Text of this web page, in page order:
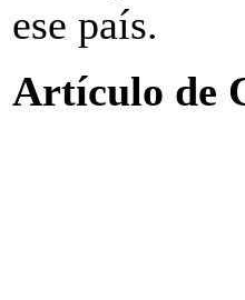
ese país.
Artículo de